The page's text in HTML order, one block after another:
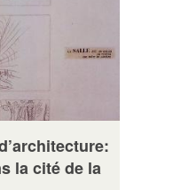
la cité de la